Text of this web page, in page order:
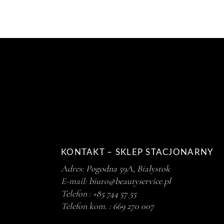
KONTAKT – SKLEP STACJONARNY
Adres: Pogodna 59A, Białystok
E-mail: biuro@beautyservice.pl
Telefon : +85 744 57 55
Telefon kom. : 669 270 007